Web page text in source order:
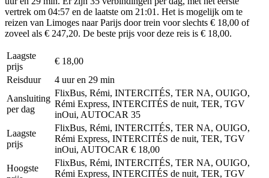
vertrek om 04:57 en de laatste om 21:01. Het is mogelijk om te
reizen van Limoges naar Parijs door trein voor slechts € 18,00 of
zoveel als € 247,20. De beste prijs voor deze reis is € 18,00.
Laagste
prijs
€ 18,00
Reisduur
4 uur en 29 min
Aansluiting
per dag
FlixBus, Rémi, INTERCITÉS, TER NA, OUIGO,
Rémi Express, INTERCITÉS de nuit, TER, TGV
inOui, AUTOCAR 35
Laagste
prijs
FlixBus, Rémi, INTERCITÉS, TER NA, OUIGO,
Rémi Express, INTERCITÉS de nuit, TER, TGV
inOui, AUTOCAR € 18,00
Hoogste
FlixBus, Rémi, INTERCITÉS, TER NA, OUIGO,
Rémi Express, INTERCITÉS de nuit, TER, TGV